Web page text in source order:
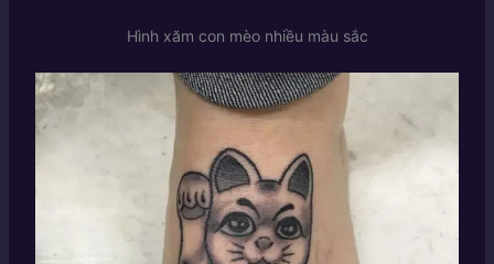
Hình xăm con mèo nhiều màu sắc